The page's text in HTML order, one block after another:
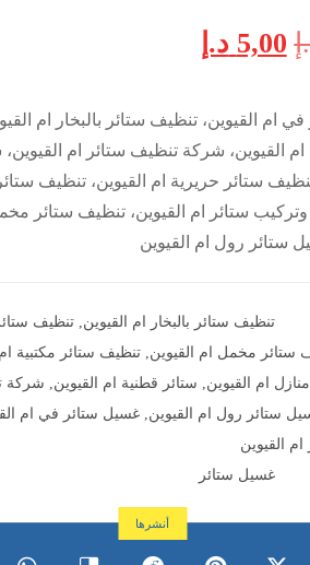
5,00 د.إ
ام القيوين، تنظيف ستائر بالبخار ام
ام القيوين، شركة تنظيف ستائر ام
تنظيف ستائر حريرية ام القيوين، تنظيف
وتركيب ستائر ام القيوين، تنظيف ستائر
ستائر رول ام القيوين
تنظيف ستائر بالبخار ام القيوين ,تنظيف
ستائر مخمل ام القيوين ,تنظيف ستائر مكتبية
ام القيوين
ستائر قطنية ام القيوين
شركة
ستائر رول ام القيوين ,غسيل ستائر في ام
القيوين
غسيل ستائر